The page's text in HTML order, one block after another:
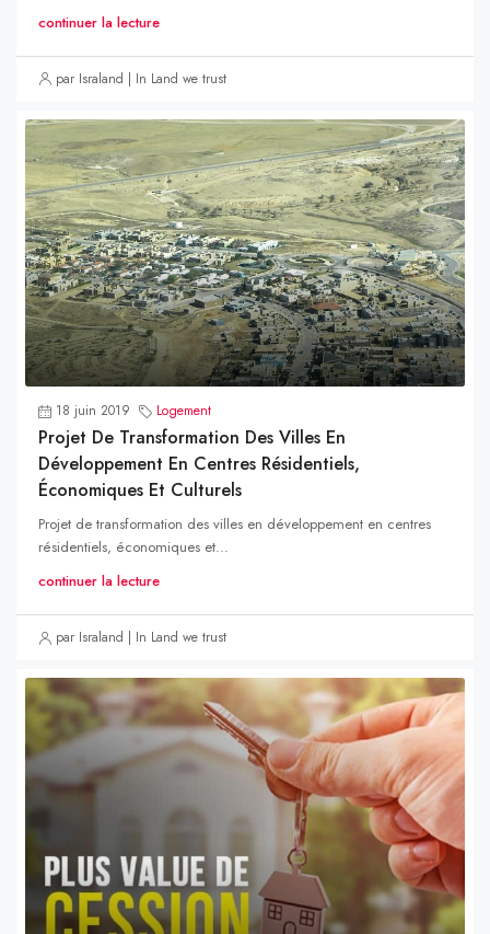
continuer la lecture
par Israland | In Land we trust
18 juin 2019 Logement
Projet De Transformation Des Villes En
Développement En Centres Résidentiels,
Économiques Et Culturels
Projet de transformation des villes en développement en centres
résidentiels, économiques et...
continuer la lecture
par Israland | In Land we trust